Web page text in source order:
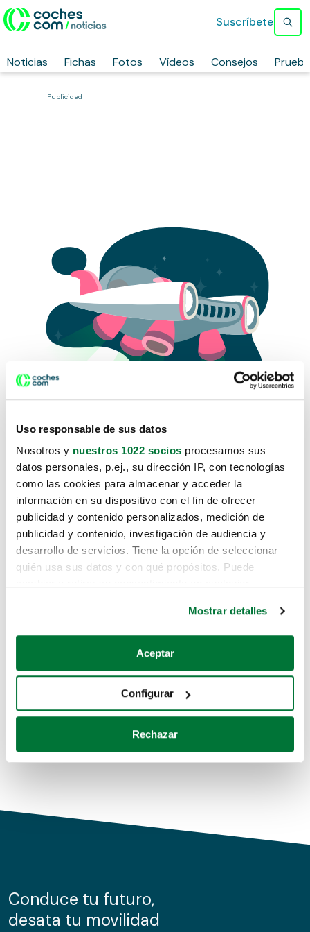
Uso responsable de sus datos
Nosotros y nuestros 1022 socios procesamos sus
datos personales, p.ej., su dirección IP, con tecnologías
como las cookies para almacenar y acceder la
información en su dispositivo con el fin de ofrecer
publicidad y contenido personalizados, medición de
publicidad y contenido, investigación de audiencia y
desarrollo de servicios. Tiene la opción de seleccionar
quién usa sus datos y con qué propósitos. Puede
Si lo permite, también quisiéramos:
Recopilar información sobre su ubicación geográfica
Identificar su dispositivo analizándolo activamente
para buscar características específicas (huellas
Obtenga más información sobre cómo se procesan sus
de cookies.
información sobre el uso que haga del sitio web con
nuestros partners de redes sociales, publicidad y análisis
Mostrar detalles
Aceptar
Configurar
Rechazar
Noticias Fichas Fotos Vídeos Consejos
Suscríbete
Publicidad
Lo sentimos, no sabemos como
te hemos traido hasta aquí.
Pero puedes encontrar el coche que estás
buscando en alguno de estos enlaces:
Coches de segunda mano
Coches de km0
Conduce tu futuro,
desata tu movilidad